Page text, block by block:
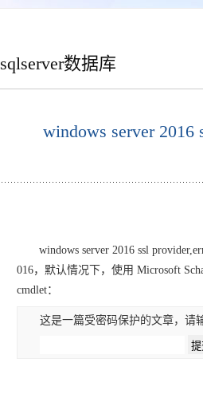
sqlserver数据库
windows server
windows server 2016 ssl
016，默认情况下，使用 Microsoft
cmdlet：
这是一篇受密码保护的文章，请